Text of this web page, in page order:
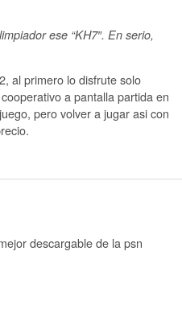
ese “KH7″. En serio,
al primero lo disfrute solo
a pantalla partida en
pero volver a jugar asi con
descargable de la psn